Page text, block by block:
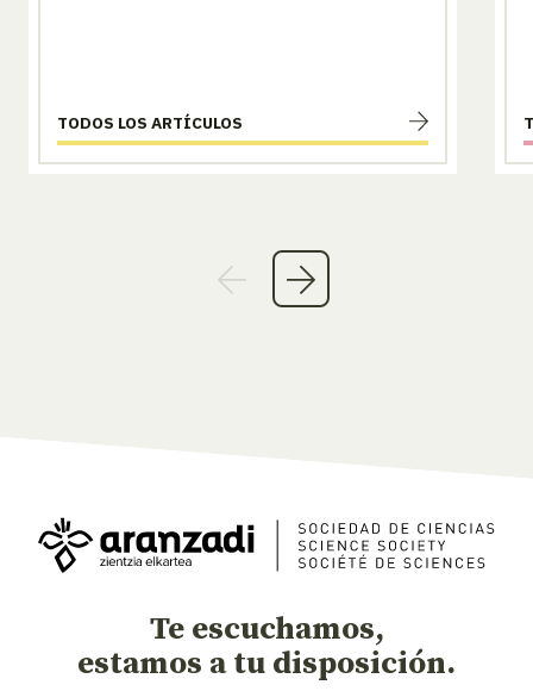
TODOS LOS ARTÍCULOS
Te escuchamos,
estamos a tu disposición.